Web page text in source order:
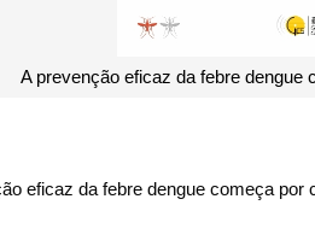
começa por conhecer os
eficaz da febre dengue começa por